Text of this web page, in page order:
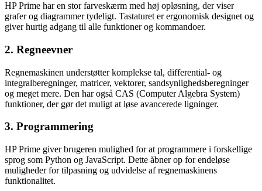
HP Prime har en stor farveskærm med høj opløsning, der viser
grafer og diagrammer tydeligt. Tastaturet er ergonomisk designet og
giver hurtig adgang til alle funktioner og kommandoer.
2. Regneevner
Regnemaskinen understøtter komplekse tal, differential- og
integralberegninger, matricer, vektorer, sandsynlighedsberegninger
og meget mere. Den har også CAS (Computer Algebra System)
funktioner, der gør det muligt at løse avancerede ligninger.
3. Programmering
HP Prime giver brugeren mulighed for at programmere i forskellige
sprog som Python og JavaScript. Dette åbner op for endeløse
muligheder for tilpasning og udvidelse af regnemaskinens
funktionalitet.